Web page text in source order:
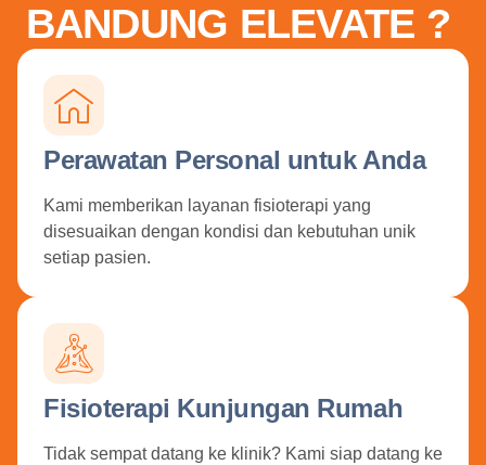
BANDUNG ELEVATE ?
Perawatan Personal untuk Anda
Kami memberikan layanan fisioterapi yang
disesuaikan dengan kondisi dan kebutuhan unik
setiap pasien.
Fisioterapi Kunjungan Rumah
Tidak sempat datang ke klinik? Kami siap datang ke